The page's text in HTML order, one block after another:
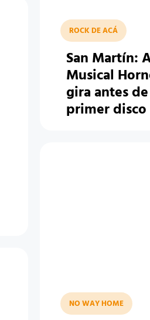
ROCK DE ACÁ
San Martín:
Musical
gira antes
primer disco
NO WAY HOME